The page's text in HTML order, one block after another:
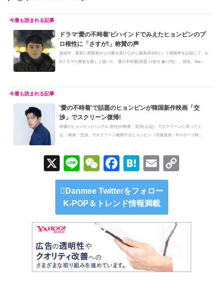
ドラマ‘愛の不時着’ビハインドでみえたヒョンビンのプ
ロ根性に「さすが!」称賛の声
放送中、着実に視聴者からの愛を受けながら最高24.1%という視聴率を記録して、tv
Nドラマの歴史を新しく描いた「愛の不時着(原題 사랑의 불시착)」。現在、Net...
'愛の不時着'で話題のヒョンビンが韓国新作映画「交
渉」でスクリーン復帰!
俳優のヒョンビン(ハングル 현빈)が映画「交渉(교섭)」でスクリーンに戻ってく
る。 映画「交渉」でスクリーン復帰するヒョンビン（写真提供：©スポーツ韓
X
Li
n
e
W
e
C
h
at
F
a
c
e
b
o
o
k
H
at
e
n
a
E
m
ail
Li
Danmee Twitterをフォロー
K-POP＆トレンド情報満載